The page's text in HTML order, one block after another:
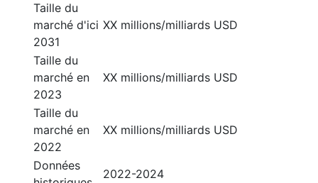
Taille du
marché d'ici
2031
XX millions/milliards USD
Taille du
marché en
2023
XX millions/milliards USD
Taille du
marché en
2022
XX millions/milliards USD
Données
2022-2024